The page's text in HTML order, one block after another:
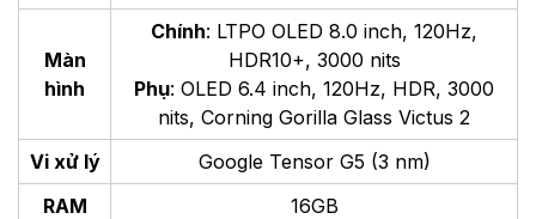
Màn
hình
Chính: LTPO OLED 8.0 inch, 120Hz,
HDR10+, 3000 nits
Phụ: OLED 6.4 inch, 120Hz, HDR, 3000
nits, Corning Gorilla Glass Victus 2
Vi xử lý
Google Tensor G5 (3 nm)
RAM
16GB